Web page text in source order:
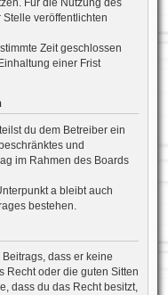
Für die Nutzung des
veröffentlichten
Zeit geschlossen
einer Frist
du dem Betreiber ein
und
im Rahmen des Boards
a bleibt auch
bestehen.
dass er keine
Recht oder die guten Sitten
dass du das Recht besitzt,